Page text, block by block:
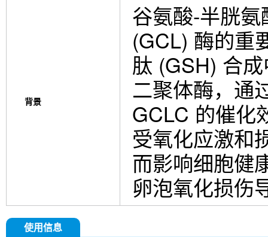
背景
谷氨酸-半胱
(GCL) 酶的重
肽 (GSH) 合
二聚体酶，通
GCLC 的催化
受氧化应激和
而影响细胞健
卵泡氧化损伤
使用信息